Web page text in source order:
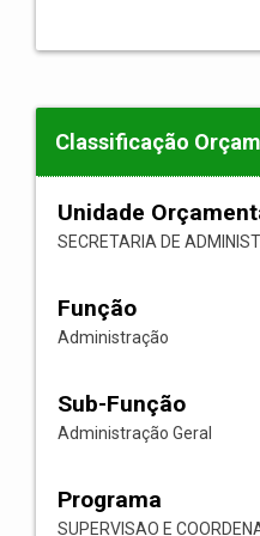
Classificação
Unidade
SECRETARIA DE
Função
Administração
Sub-Função
Administração Geral
Programa
SUPERVISAO E